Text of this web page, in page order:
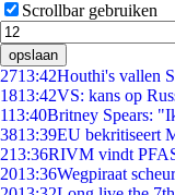
Scrollbar gebruiken
opslaan
2713:42Houthi's vallen
1813:42VS: kans op
113:40Britney Spears:
3813:39EU bekritiseert
213:36RIVM vindt
2013:36Wegpiraat